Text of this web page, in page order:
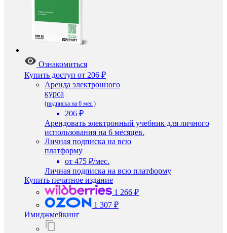
Ознакомиться
Купить доступ от 206 ₽
Аренда электронного
курса
(подписка на 6 мес.)
206 ₽
Арендовать электронный учебник для личного
использования на 6 месяцев.
Личная подписка на всю
платформу
от 475 ₽/мес.
Личная подписка на всю платформу
Купить печатное издание
1 266 ₽
1 307 ₽
Имиджмейкинг